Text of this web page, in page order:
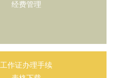
经费管理
工作证办理手续